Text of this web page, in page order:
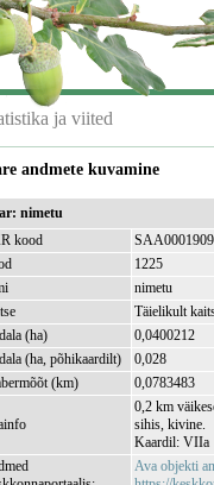
ja viited
andmete kuvamine
nimetu
kood
SAA0001909
1225
nimetu
Täielikult
(ha)
0,0400212
(ha, põhikaardilt)
0,028
(km)
0,0783483
0,2 km
sihis, kivine.
Kaardil: VIIa
Ava objekti